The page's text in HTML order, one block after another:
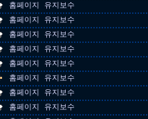
홈페이지 유지보수
홈페이지 유지보수
홈페이지 유지보수
홈페이지 유지보수
홈페이지 유지보수
홈페이지 유지보수
홈페이지 유지보수
홈페이지 유지보수